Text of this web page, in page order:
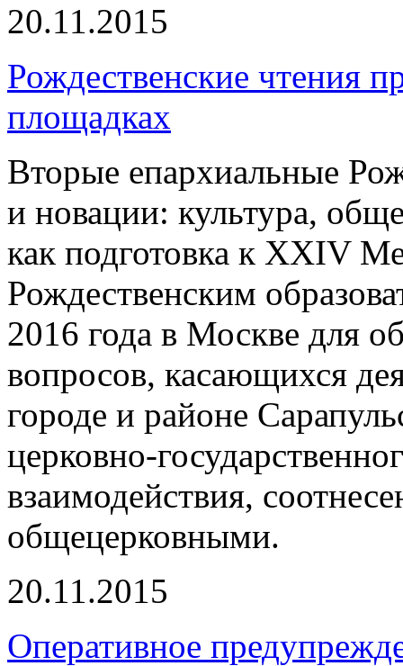
20.11.2015
Рождественские чтения
площадках
Вторые епархиальные
и новации: культура,
как подготовка к XXIV
Рождественским
2016 года в Москве для
вопросов, касающихся
городе и районе
церковно-
взаимодействия,
общецерковными.
20.11.2015
Оперативное